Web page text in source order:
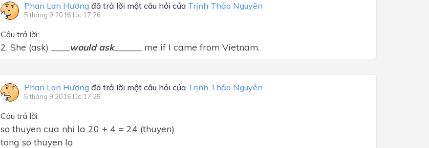
Phan Lan Hương đã trả lời một câu hỏi của Trịnh Thảo Nguyên
5 tháng 9 2016 lúc 17:26
Câu trả lời:
2. She (ask) ____ would ask______ me if I came from Vietnam.
Phan Lan Hương đã trả lời một câu hỏi của Trịnh Thảo Nguyên
5 tháng 9 2016 lúc 17:25
Câu trả lời:
so thuyen cua nhi la 20 + 4 = 24 (thuyen)
tong so thuyen la